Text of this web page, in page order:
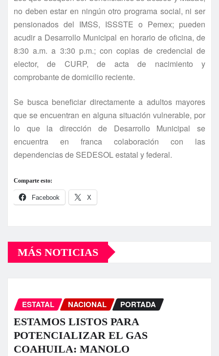
no deben estar en ningún otro programa social, ni ser
pensionados del IMSS, ISSSTE o Pemex; pueden
acudir a Desarrollo Municipal en horario de oficina, de
8:30 a.m. a 3:30 p.m.; con copias de credencial de
elector, de CURP, de acta de nacimiento y
comprobante de domicilio reciente.
Se busca beneficiar directamente a adultos mayores
que se encuentran en alguna situación vulnerable, por
lo que la dirección de Desarrollo Municipal se
encuentra en franca colaboración con las
dependencias de SEDESOL estatal y federal.
Comparte esto:
Facebook X
MÁS NOTICIAS
ESTATAL NACIONAL PORTADA
ESTAMOS LISTOS PARA
POTENCIALIZAR EL GAS
COAHUILA: MANOLO